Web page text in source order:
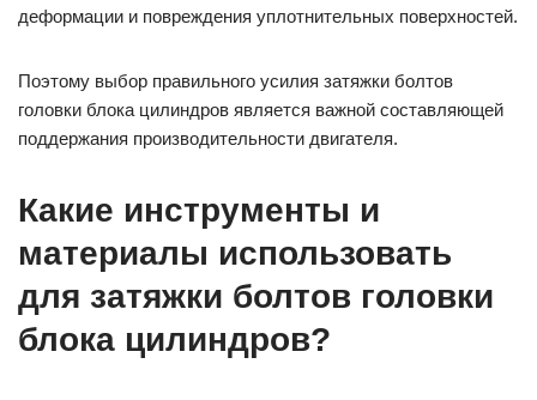
деформации и повреждения уплотнительных поверхностей.
Поэтому выбор правильного усилия затяжки болтов
головки блока цилиндров является важной составляющей
поддержания производительности двигателя.
Какие инструменты и
материалы использовать
для затяжки болтов головки
блока цилиндров?